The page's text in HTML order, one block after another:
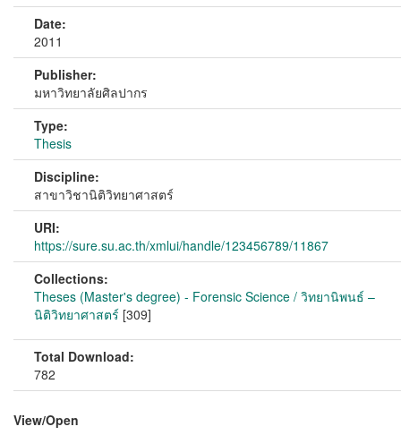
Date:
2011
Publisher:
มหาวิทยาลัยศิลปากร
Type:
Thesis
Discipline:
สาขาวิชานิติวิทยาศาสตร์
URI:
https://sure.su.ac.th/xmlui/handle/123456789/11867
Collections:
Theses (Master's degree) - Forensic Science / วิทยานิพนธ์ –
นิติวิทยาศาสตร์ [309]
Total Download:
782
View/Open